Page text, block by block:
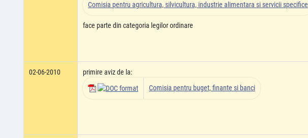
Comisia pentru agricultura, silvicultura, industrie alimentara si servicii specifice
face parte din categoria legilor ordinare
02-06-2010
primire aviz de la:
Comisia pentru buget, finante si banci